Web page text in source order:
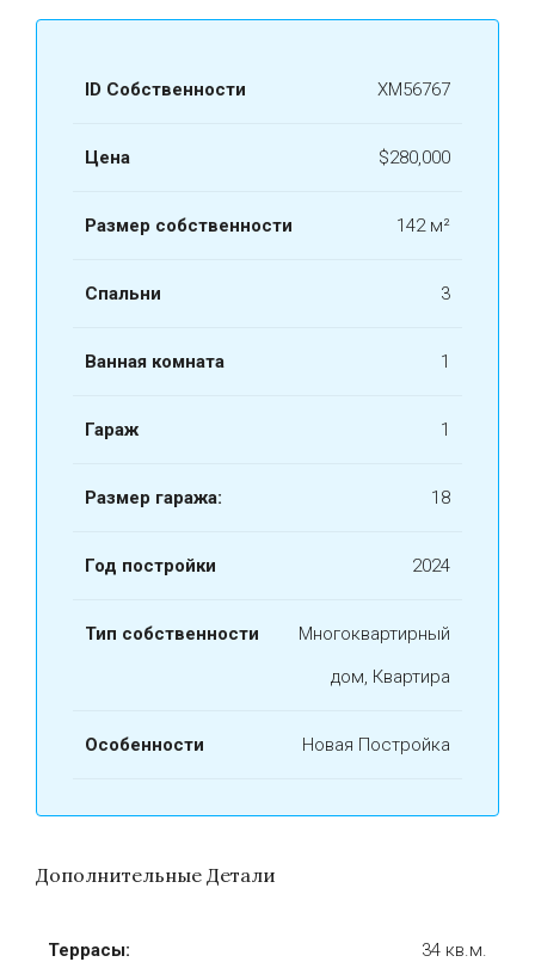
ID Собственности ХМ56767
Цена $280,000
Размер собственности 142 м²
Спальни 3
Ванная комната 1
Гараж 1
Размер гаража: 18
Год постройки 2024
Тип собственности
Многоквартирный
дом, Квартира
Особенности Новая Постройка
Дополнительные Детали
Террасы: 34 кв.м.